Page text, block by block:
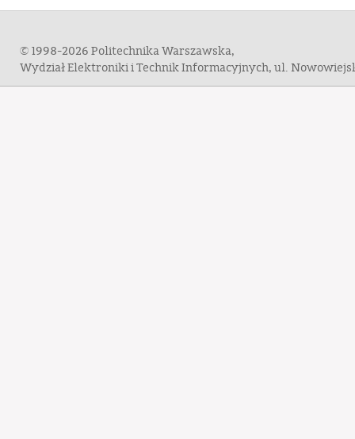
© 1998-2026 Politechnika Warszawska,
Wydział Elektroniki i Technik Informacyjnych, ul.